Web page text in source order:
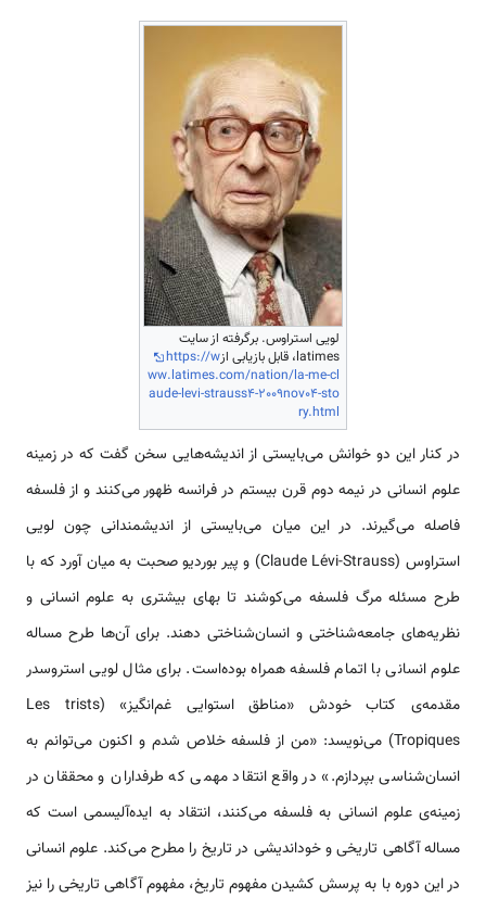
لویی استراوس. برگرفته از سایت
latimes، قابل بازیابی از
https://w
ww.latimes.com/nation/la-me-cl
aude-levi-strauss4-2009nov04-sto
ry.html
در کنار این دو خوانش می‌بایستی از اندیشه‌هایی سخن گفت که در زمینه‌
علوم انسانی در نیمه‌ دوم قرن بیستم در فرانسه ظهور می‌کنند و از فلسفه
فاصله می‌گیرند. در این میان م‍ی‌بایستی از اندیشمندانی چون لویی
استراوس (Claude Lévi-Strauss) و پیر بوردیو صحبت به میان آورد که با
طرح مسئله مرگ فلسفه می‌کوشند تا بهای بیشتری به علوم انسانی و
نظریه‌های جامعه‌شناختی و انسان‌شناختی دهند. برای آن‌ها طرح مساله‌
علوم انسانی با اتمام فلسفه همراه بوده‌است. برای مثال لویی استروسدر
مقدمه‌ی کتاب خودش «مناطق استوایی غم‌انگیز» (Les trists
Tropiques) می‌نویسد: «من از فلسفه خلاص شدم و اکنون می‌توانم به
انسان‌شناسی بپردازم.» در واقع انتقاد مهمی که طرفداران و محققان در
زمینه‌ی علوم انسانی به فلسفه می‌کنند، انتقاد به ایده‌آلیسمی است که
مساله آگاهی تاریخی و خوداندیشی در تاریخ را مطرح می‌کند. علوم انسانی
در این دوره با به پرسش کشیدن مفهوم تاریخ، مفهوم آگاهی تاریخی را نیز